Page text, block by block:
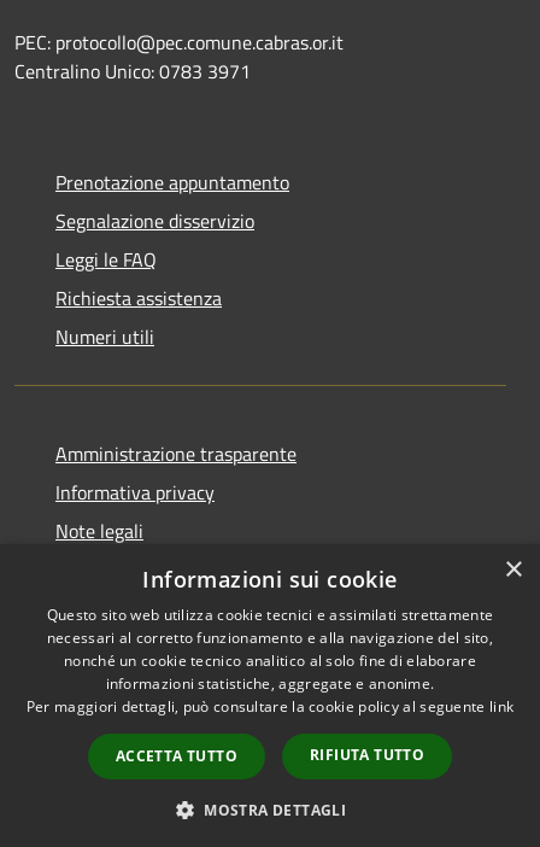
PEC: protocollo@pec.comune.cabras.or.it
Centralino Unico: 0783 3971
Prenotazione appuntamento
Segnalazione disservizio
Leggi le FAQ
Richiesta assistenza
Numeri utili
Amministrazione trasparente
Informativa privacy
Note legali
Dichiarazione di accessibilità
Accessibilità
Copyright © 2026 • Comune di
Cabras • Powered by
Municipium•
Accesso
redazione
×
Informazioni sui cookie
Questo sito web utilizza cookie tecnici e assimilati strettamente
necessari al corretto funzionamento e alla navigazione del sito,
nonché un cookie tecnico analitico al solo fine di elaborare
informazioni statistiche, aggregate e anonime.
Per maggiori dettagli, può consultare la cookie policy al seguente link
ACCETTA TUTTO RIFIUTA TUTTO
MOSTRA DETTAGLI